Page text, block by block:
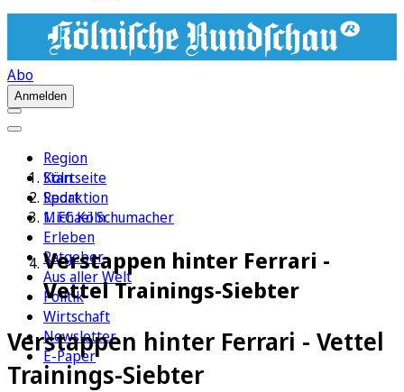
Abo
Anmelden
Region
Köln
Sport
1. FC Köln
Erleben
Ratgeber
Aus aller Welt
Politik
Wirtschaft
Newsletter
E-Paper
Startseite
Redaktion
Michael Schumacher
Verstappen hinter Ferrari -
Vettel Trainings-Siebter
Verstappen hinter Ferrari - Vettel
Trainings-Siebter